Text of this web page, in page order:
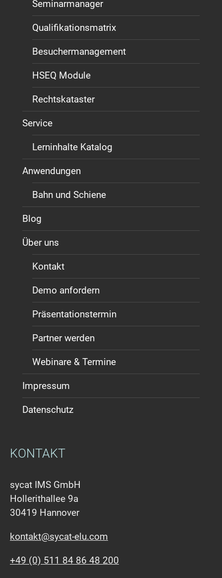
Seminarmanager
Qualifikationsmatrix
Besuchermanagement
HSEQ Module
Rechtskataster
Service
Lerninhalte Katalog
Anwendungen
Bahn und Schiene
Blog
Über uns
Kontakt
Demo anfordern
Präsentationstermin
Partner werden
Webinare & Termine
Impressum
Datenschutz
KONTAKT
sycat IMS GmbH
Hollerithallee 9a
30419 Hannover
kontakt@sycat-elu.com
+49 (0) 511 84 86 48 200